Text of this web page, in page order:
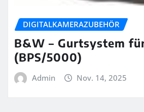
DIGITALKAMERAZUBEHÖR
B&W – Gurtsystem
(BPS/5000)
Admin Nov. 14, 2025